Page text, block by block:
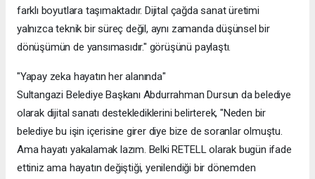
farklı boyutlara taşımaktadır. Dijital çağda sanat üretimi
yalnızca teknik bir süreç değil, aynı zamanda düşünsel bir
dönüşümün de yansımasıdır." görüşünü paylaştı.
"Yapay zeka hayatın her alanında"
Sultangazi Belediye Başkanı Abdurrahman Dursun da belediye
olarak dijital sanatı desteklediklerini belirterek, "Neden bir
belediye bu işin içerisine girer diye bize de soranlar olmuştu.
Ama hayatı yakalamak lazım. Belki RETELL olarak bugün ifade
ettiniz ama hayatın değiştiği, yenilendiği bir dönemden